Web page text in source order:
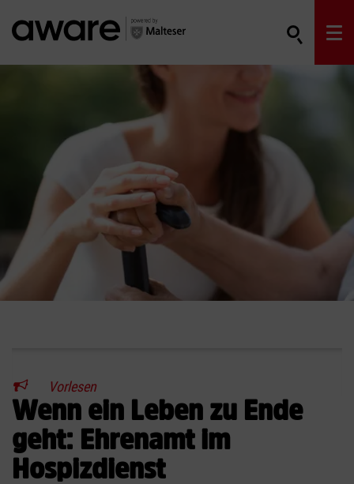
Vorlesen
Wenn ein Leben zu Ende
geht: Ehrenamt im
Hospizdienst